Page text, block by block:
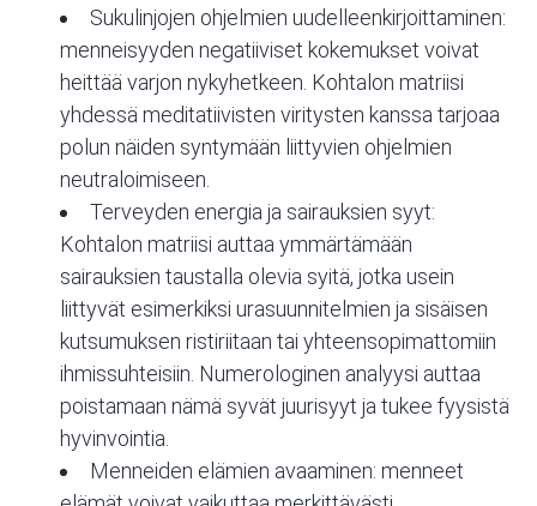
Sukulinjojen ohjelmien uudelleenkirjoittaminen:
menneisyyden negatiiviset kokemukset voivat
heittää varjon nykyhetkeen. Kohtalon matriisi
yhdessä meditatiivisten viritysten kanssa tarjoaa
polun näiden syntymään liittyvien ohjelmien
neutraloimiseen.
Terveyden energia ja sairauksien syyt:
Kohtalon matriisi auttaa ymmärtämään
sairauksien taustalla olevia syitä, jotka usein
liittyvät esimerkiksi urasuunnitelmien ja sisäisen
kutsumuksen ristiriitaan tai yhteensopimattomiin
ihmissuhteisiin. Numerologinen analyysi auttaa
poistamaan nämä syvät juurisyyt ja tukee fyysistä
hyvinvointia.
Menneiden elämien avaaminen: menneet